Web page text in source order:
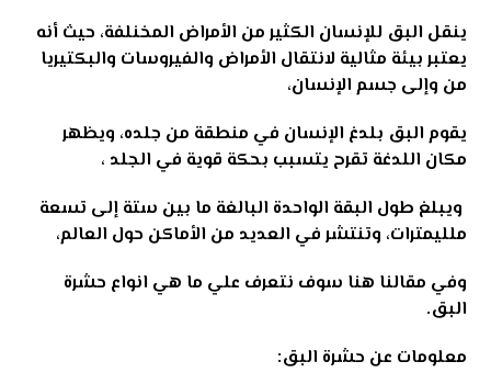
ينقل البق للإنسان الكثير من الأمراض المخنلفة، حيث أنه
يعتبر بيئة مثالية لانتقال الأمراض والفيروسات والبكتيريا
من وإلى جسم الإنسان،
يقوم البق بلدغ الإنسان في منطقة من جلده، ويظهر
مكان اللدغة تقرح يتسبب بحكة قوية في الجلد ،
ويبلغ طول البقة الواحدة البالغة ما بين ستة إلى تسعة
ملليمترات، وتنتشر في العديد من الأماكن حول العالم،
وفي مقالنا هنا سوف نتعرف علي ما هي انواع حشرة
البق.
معلومات عن حشرة البق: